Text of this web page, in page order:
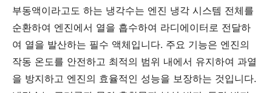
부동액이라고도 하는 냉각수는 엔진 냉각 시스템 전체를
순환하여 엔진에서 열을 흡수하여 라디에이터로 전달하
여 열을 발산하는 필수 액체입니다. 주요 기능은 엔진의
작동 온도를 안전하고 최적의 범위 내에서 유지하여 과열
을 방지하고 엔진의 효율적인 성능을 보장하는 것입니다.